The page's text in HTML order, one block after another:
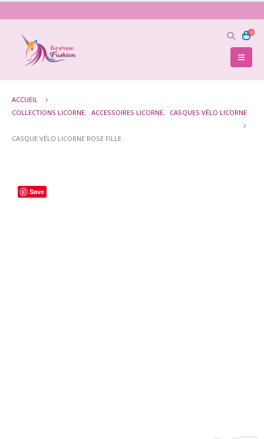
0
ACCUEIL
COLLECTIONS LICORNE, ACCESSOIRES LICORNE, CASQUES VÉLO LICORNE
CASQUE VÉLO LICORNE ROSE FILLE
Save